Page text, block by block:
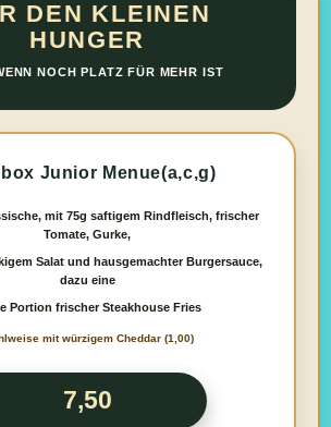
DEN KLEINEN
HUNGER
NOCH PLATZ FÜR MEHR IST
Junior Menue(a,c,g)
mit 75g saftigem Rindfleisch, frischer
Tomate, Gurke,
Salat und hausgemachter Burgersauce,
dazu eine
Portion frischer Steakhouse Fries
mit würzigem Cheddar (1,00)
7,50